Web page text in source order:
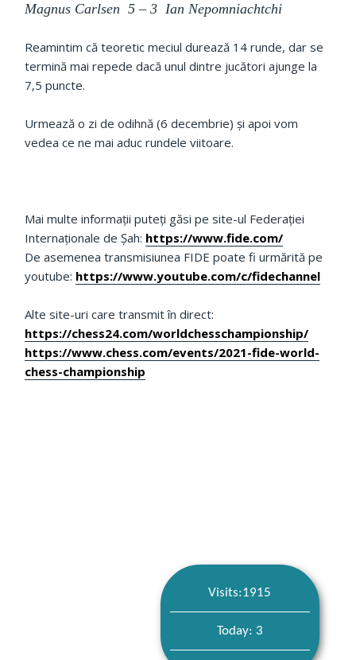
Magnus Carlsen 5 – 3 Ian Nepomniachtchi
Reamintim că teoretic meciul durează 14 runde, dar se
termină mai repede dacă unul dintre jucători ajunge la
7,5 puncte.
Urmează o zi de odihnă (6 decembrie) și apoi vom
vedea ce ne mai aduc rundele viitoare.
Mai multe informații puteți găsi pe site-ul Federației
Internaționale de Șah: https://www.fide.com/
De asemenea transmisiunea FIDE poate fi urmărită pe
youtube: https://www.youtube.com/c/fidechannel
Alte site-uri care transmit în direct:
https://chess24.com/worldchesschampionship/
https://www.chess.com/events/2021-fide-world-
chess-championship
Visits:1915
Today: 3